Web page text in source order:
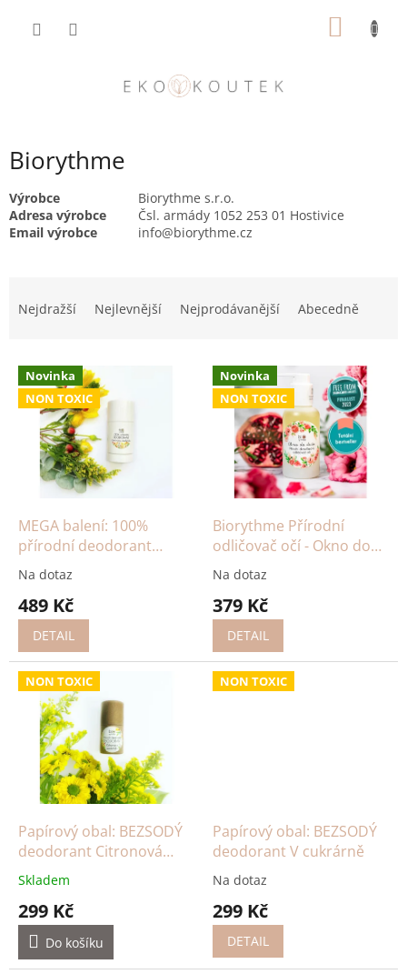
Biorythme
Výrobce
Biorythme s.r.o.
Adresa výrobce
Čsl. armády 1052 253 01 Hostivice
Email výrobce
info@biorythme.cz
n
p
Nejdražší Nejlevnější Nejprodávanější Abecedně
V
p
ů
Novinka
NON TOXIC
MEGA balení: 100%
přírodní deodorant
Citronová meduňka
Na dotaz
489 Kč
DETAIL
Novinka
NON TOXIC
Biorythme Přírodní
odličovač očí - Okno do
duše
Na dotaz
379 Kč
DETAIL
NON TOXIC
Papírový obal: BEZSODÝ
deodorant Citronová
meduňka
Skladem
299 Kč
Do košíku
NON TOXIC
Papírový obal: BEZSODÝ
deodorant V cukrárně
Na dotaz
299 Kč
DETAIL